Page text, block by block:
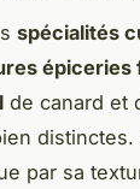
spécialités
épiceries
de canard et
par sa